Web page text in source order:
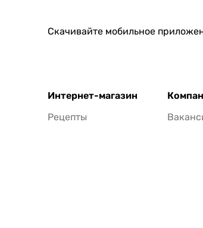
Скачивайте мобильное
Интернет-магазин
Рецепты